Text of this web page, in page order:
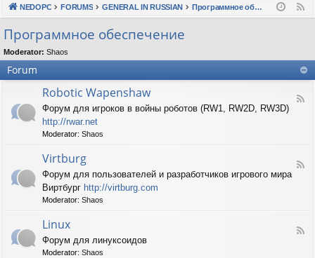
u
s
NEDOPC FORUMS GENERAL IN RUSSIAN Программное обеспечение
Программное обеспечение
Moderator: Shaos
Forum
F
o
i
W
Robotic Wapenshaw
Форум для игроков в войны роботов (RW1, RW2D, RW3D)
http://rwar.net
Moderator: Shaos
F
Virtburg
Форум для пользователей и разработчиков игрового мира
Виртбург http://virtburg.com
Moderator: Shaos
F
Linux
Форум для линуксоидов
Moderator: Shaos